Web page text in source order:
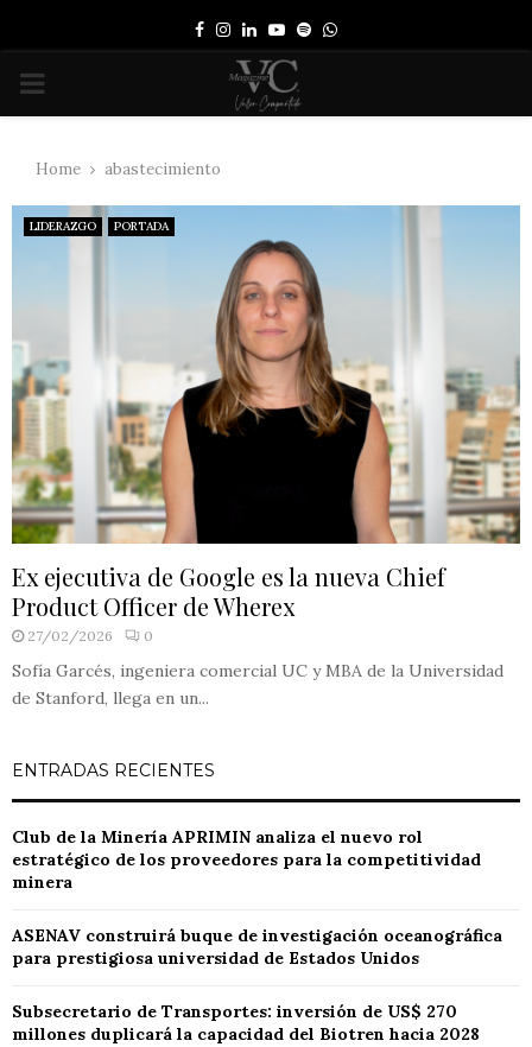
Facebook
Instagram
LinkedinYoutube
SpotifyWhatsapp
PRIMARY
Home abastecimiento
LIDERAZGO PORTADA
Ex ejecutiva de Google es la nueva Chief
Product Officer de Wherex
27/02/2026 0
Sofía Garcés, ingeniera comercial UC y MBA de la Universidad
de Stanford, llega en un...
ENTRADAS RECIENTES
Club de la Minería APRIMIN analiza el nuevo rol
estratégico de los proveedores para la competitividad
minera
ASENAV construirá buque de investigación oceanográfica
para prestigiosa universidad de Estados Unidos
Subsecretario de Transportes: inversión de US$ 270
millones duplicará la capacidad del Biotren hacia 2028